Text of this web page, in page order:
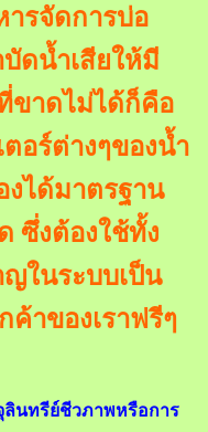
ารจัดการบ่อ
ดน้ำเสียให้มี
ขาดไม่ได้ก็คือ
อร์ต่างๆของน้ำ
งได้มาตรฐาน
ซึ่งต้องใช้ทั้ง
ในระบบเป็น
ค้าของเราฟรีๆ
ลินทรีย์ชีวภาพหรือการ